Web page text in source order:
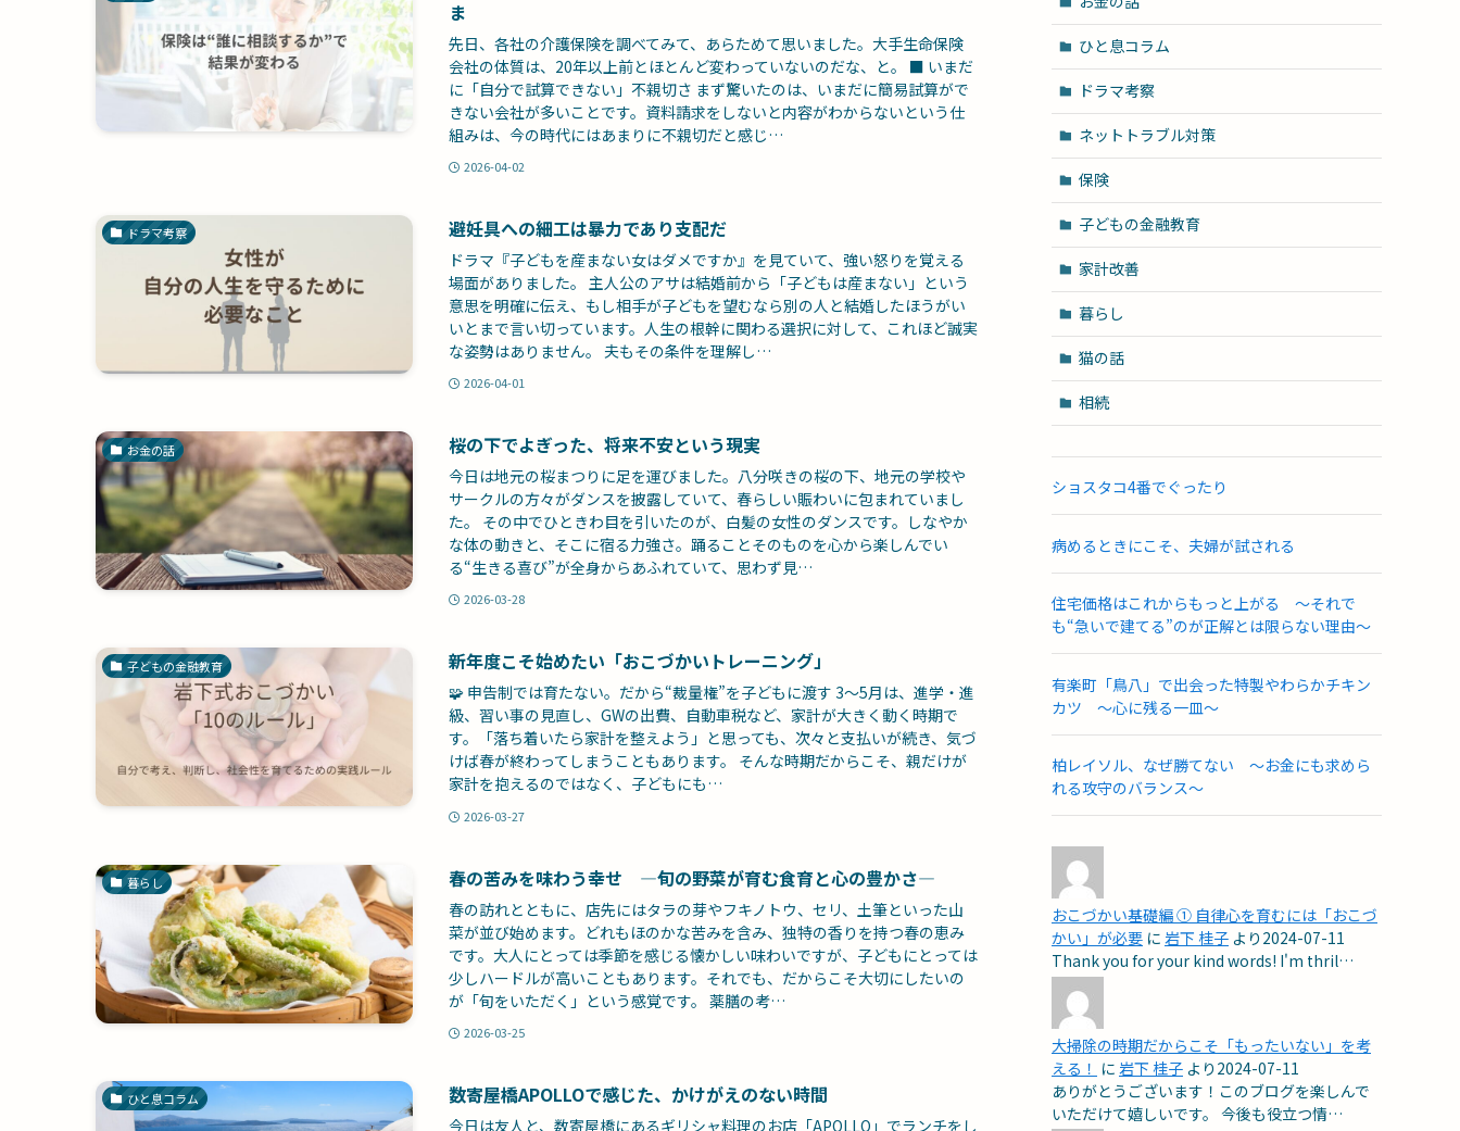
ま
先日、各社の介護保険を調べてみて、あらためて思いました。大手生命保険
会社の体質は、20年以上前とほとんど変わっていないのだな、と。 ■ いまだ
に「自分で試算できない」不親切さ まず驚いたのは、いまだに簡易試算がで
きない会社が多いことです。資料請求をしないと内容がわからないという仕
組みは、今の時代にはあまりに不親切だと感じ…
2026-04-02
ドラマ考察 避妊具への細工は暴力であり支配だ
ドラマ『子どもを産まない女はダメですか』を見ていて、強い怒りを覚える
場面がありました。 主人公のアサは結婚前から「子どもは産まない」という
意思を明確に伝え、もし相手が子どもを望むなら別の人と結婚したほうがい
いとまで言い切っています。人生の根幹に関わる選択に対して、これほど誠実
な姿勢はありません。 夫もその条件を理解し…
2026-04-01
お金の話 桜の下でよぎった、将来不安という現実
今日は地元の桜まつりに足を運びました。八分咲きの桜の下、地元の学校や
サークルの方々がダンスを披露していて、春らしい賑わいに包まれていまし
た。 その中でひときわ目を引いたのが、白髪の女性のダンスです。しなやか
な体の動きと、そこに宿る力強さ。踊ることそのものを心から楽しんでい
る“生きる喜び”が全身からあふれていて、思わず見…
2026-03-28
子どもの金融教育 新年度こそ始めたい「おこづかいトレーニング」
🧩 申告制では育たない。だから“裁量権”を子どもに渡す 3〜5月は、進学・進
級、習い事の見直し、GWの出費、自動車税など、家計が大きく動く時期で
す。「落ち着いたら家計を整えよう」と思っても、次々と支払いが続き、気づ
けば春が終わってしまうこともあります。 そんな時期だからこそ、親だけが
家計を抱えるのではなく、子どもにも…
2026-03-27
暮らし 春の苦みを味わう幸せ ―旬の野菜が育む食育と心の豊かさ―
春の訪れとともに、店先にはタラの芽やフキノトウ、セリ、土筆といった山
菜が並び始めます。どれもほのかな苦みを含み、独特の香りを持つ春の恵み
です。大人にとっては季節を感じる懐かしい味わいですが、子どもにとっては
少しハードルが高いこともあります。それでも、だからこそ大切にしたいの
が「旬をいただく」という感覚です。 薬膳の考…
2026-03-25
ひと息コラム 数寄屋橋APOLLOで感じた、かけがえのない時間
今日は友人と、数寄屋橋にあるギリシャ料理のお店「APOLLO」でランチをし
ひと息コラム
ドラマ考察
ネットトラブル対策
保険
子どもの金融教育
家計改善
暮らし
猫の話
相続
ショスタコ4番でぐったり
病めるときにこそ、夫婦が試される
住宅価格はこれからもっと上がる ～それで
も“急いで建てる”のが正解とは限らない理由～
有楽町「鳥八」で出会った特製やわらかチキン
カツ ～心に残る一皿～
柏レイソル、なぜ勝てない ～お金にも求めら
れる攻守のバランス～
おこづかい基礎編 ① 自律心を育むには「おこづ
かい」が必要 に 岩下 桂子 より 2024-07-11
Thank you for your kind words! I'm thril…
大掃除の時期だからこそ「もったいない」を考
える！ に 岩下 桂子 より 2024-07-11
ありがとうございます！このブログを楽しんで
いただけて嬉しいです。 今後も役立つ情…